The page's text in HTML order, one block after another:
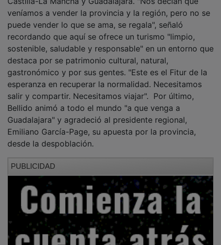
veníamos a vender la provincia y la región, pero no se
puede vender lo que se ama, se regala", señaló
recordando que aquí se ofrece un turismo "limpio,
sostenible, saludable y responsable" en un entorno que
destaca por se patrimonio cultural, natural,
gastronómico y por sus gentes. "Este es el Fitur de la
esperanza en recuperar la normalidad. Necesitamos
salir y compartir. Necesitamos viajar". Por último,
Bellido animó a todo el mundo "a que venga a
Guadalajara" y agradeció al presidente regional,
Emiliano García-Page, su apuesta por la provincia,
desde la despoblación.